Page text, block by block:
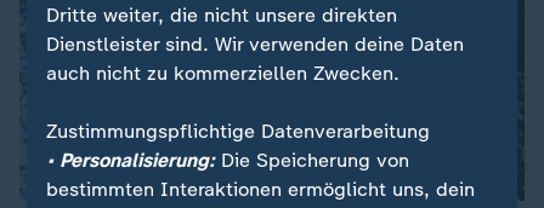
Dritte weiter, die nicht unsere direkten
Dienstleister sind. Wir verwenden deine Daten
auch nicht zu kommerziellen Zwecken.
Zustimmungspflichtige Datenverarbeitung
• Personalisierung:Die Speicherung von
bestimmten Interaktionen ermöglicht uns, dein